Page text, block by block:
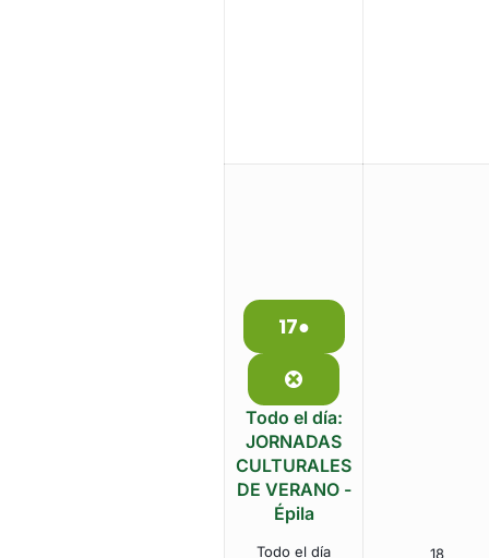
1717
agosto
de
2026
●
(1
event)
Close
Todo el día:
JORNADAS
CULTURALES
DE VERANO -
Épila
Todo el día
18